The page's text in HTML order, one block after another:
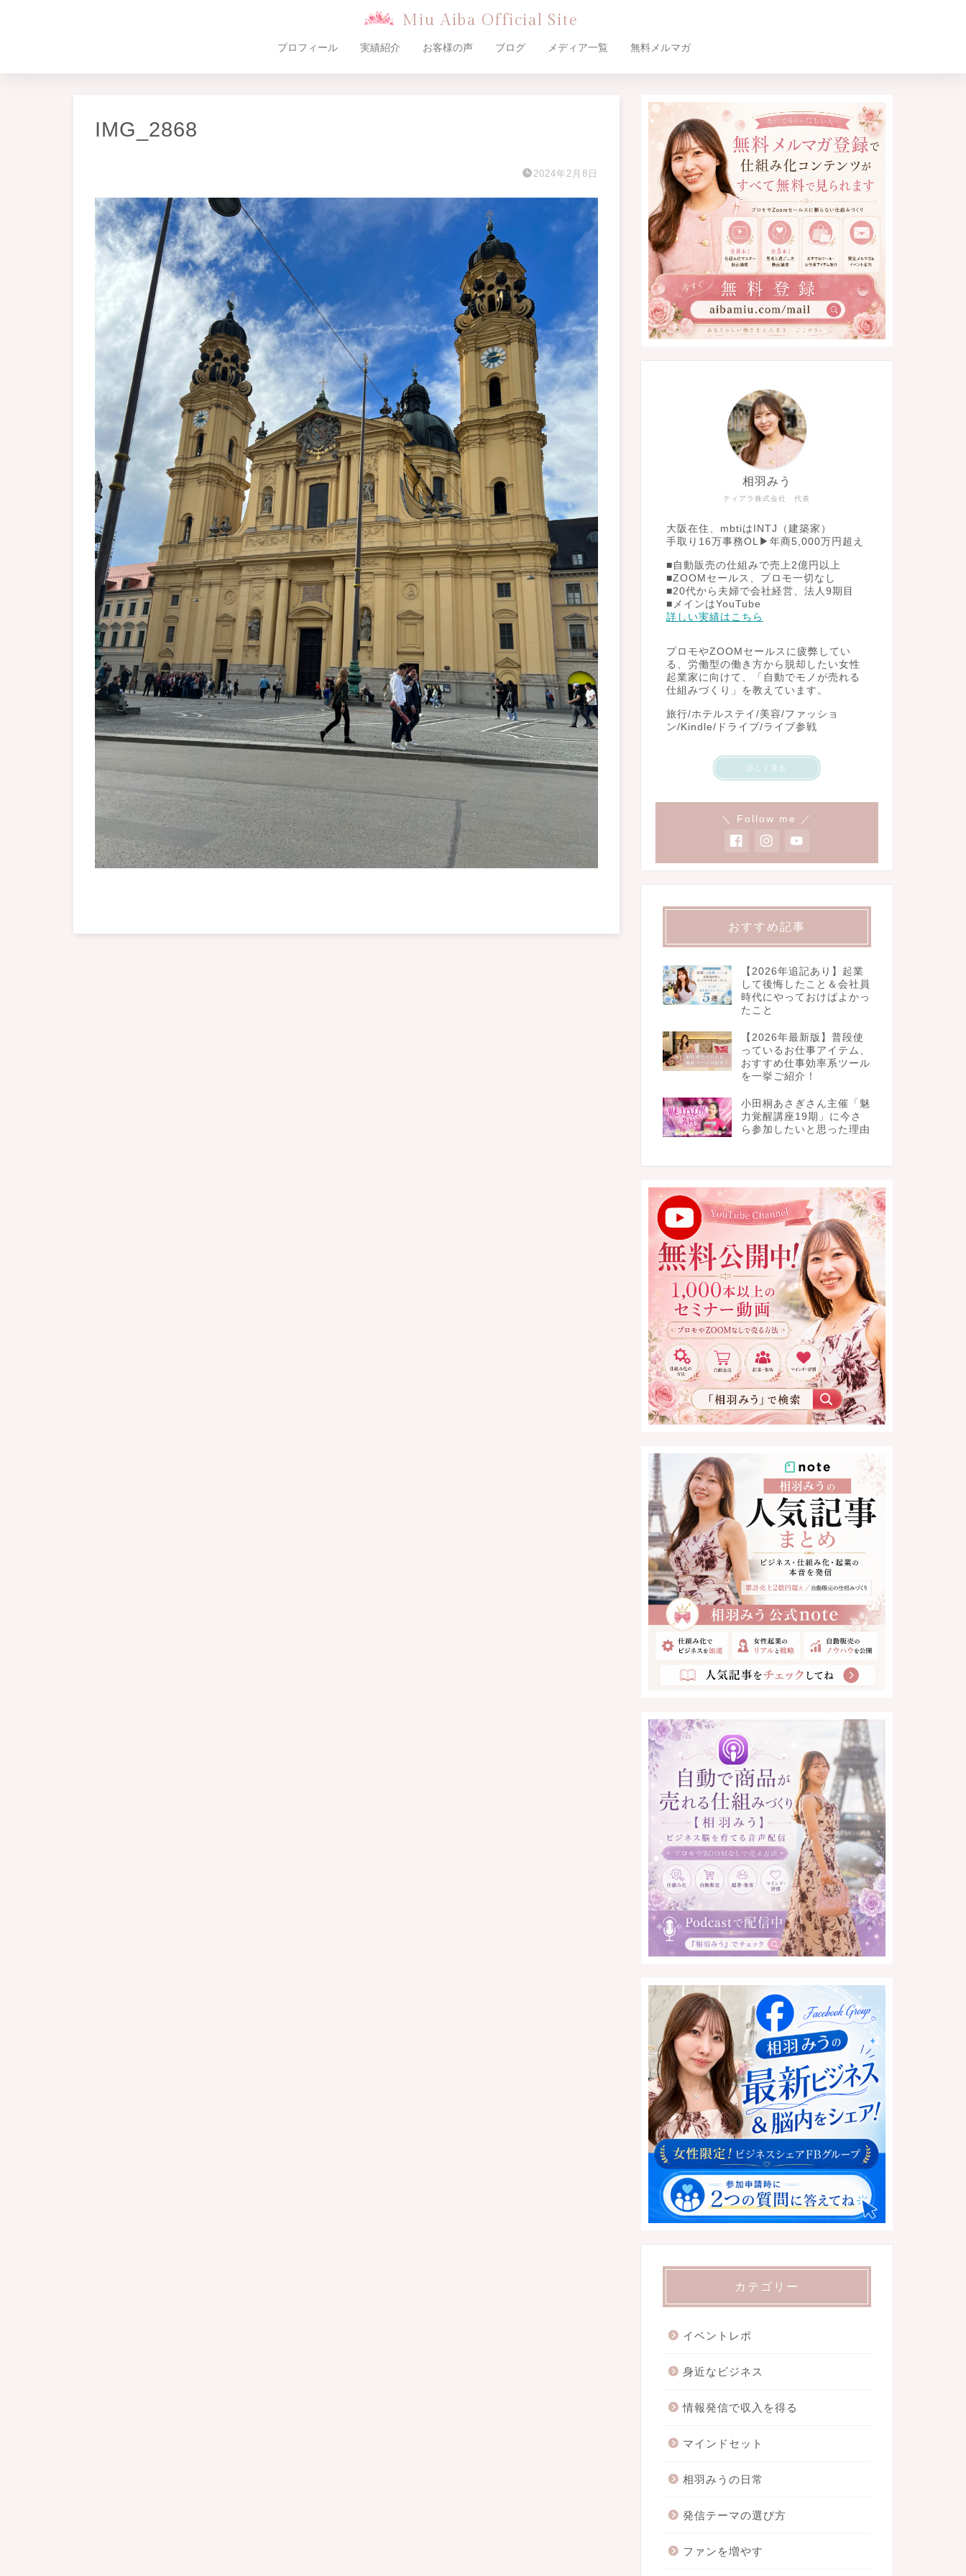
Miu Aiba Official Site
プロフィール 実績紹介 お客様の声 ブログ メディア一覧 無料メルマガ
IMG_2868
2024年2月8日
ティアラ株式会社 代表
相羽みう
大阪在住、mbtiはINTJ（建築家）
手取り16万事務OL▶︎年商5,000万円超え
■自動販売の仕組みで売上2億円以上
■ZOOMセールス、プロモ一切なし
■20代から夫婦で会社経営、法人9期目
■メインはYouTube
詳しい実績はこちら
プロモやZOOMセールスに疲弊してい
る、労働型の働き方から脱却したい女性
起業家に向けて、「自動でモノが売れる
仕組みづくり」を教えています。
旅行/ホテルステイ/美容/ファッショ
ン/Kindle/ドライブ/ライブ参戦
詳しく見る
＼ Follow me ／
おすすめ記事
【2026年追記あり】起業
して後悔したこと＆会社員
時代にやっておけばよかっ
たこと
【2026年最新版】普段使
っているお仕事アイテム、
おすすめ仕事効率系ツール
を一挙ご紹介！
小田桐あさぎさん主催「魅
力覚醒講座19期」に今さ
ら参加したいと思った理由
カテゴリー
イベントレポ
身近なビジネス
情報発信で収入を得る
マインドセット
相羽みうの日常
発信テーマの選び方
ファンを増やす